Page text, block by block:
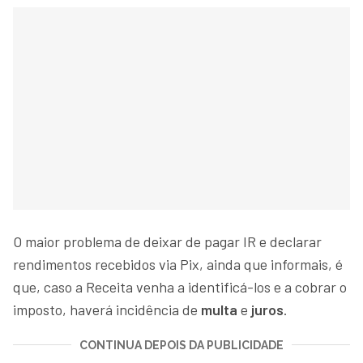
O maior problema de deixar de pagar IR e declarar
rendimentos recebidos via Pix, ainda que informais, é
que, caso a Receita venha a identificá-los e a cobrar o
imposto, haverá incidência de multa e juros.
CONTINUA DEPOIS DA PUBLICIDADE